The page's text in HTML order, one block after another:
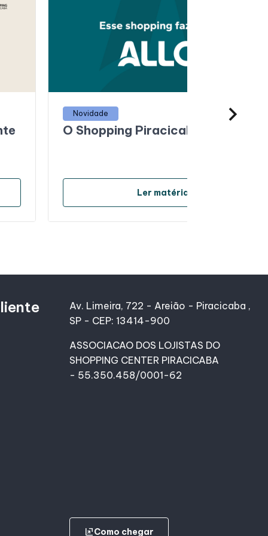
Novidade
O Shopping Piracicaba é ALLOS
Ler matéria
Av. Limeira, 722 - Areião - Piracicaba ,
SP - CEP: 13414-900
ASSOCIACAO DOS LOJISTAS DO
SHOPPING CENTER PIRACICABA
- 55.350.458/0001-62
ungroupComo chegar